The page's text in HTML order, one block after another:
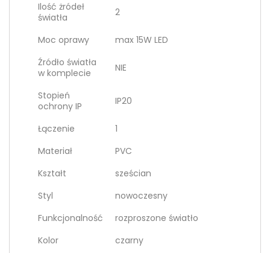
Ilość żródeł
światła
2
Moc oprawy
max 15W LED
Źródło światła
w komplecie
NIE
Stopień
ochrony IP
IP20
Łączenie
1
Materiał
PVC
Kształt
sześcian
Styl
nowoczesny
Funkcjonalność
rozproszone światło
Kolor
czarny